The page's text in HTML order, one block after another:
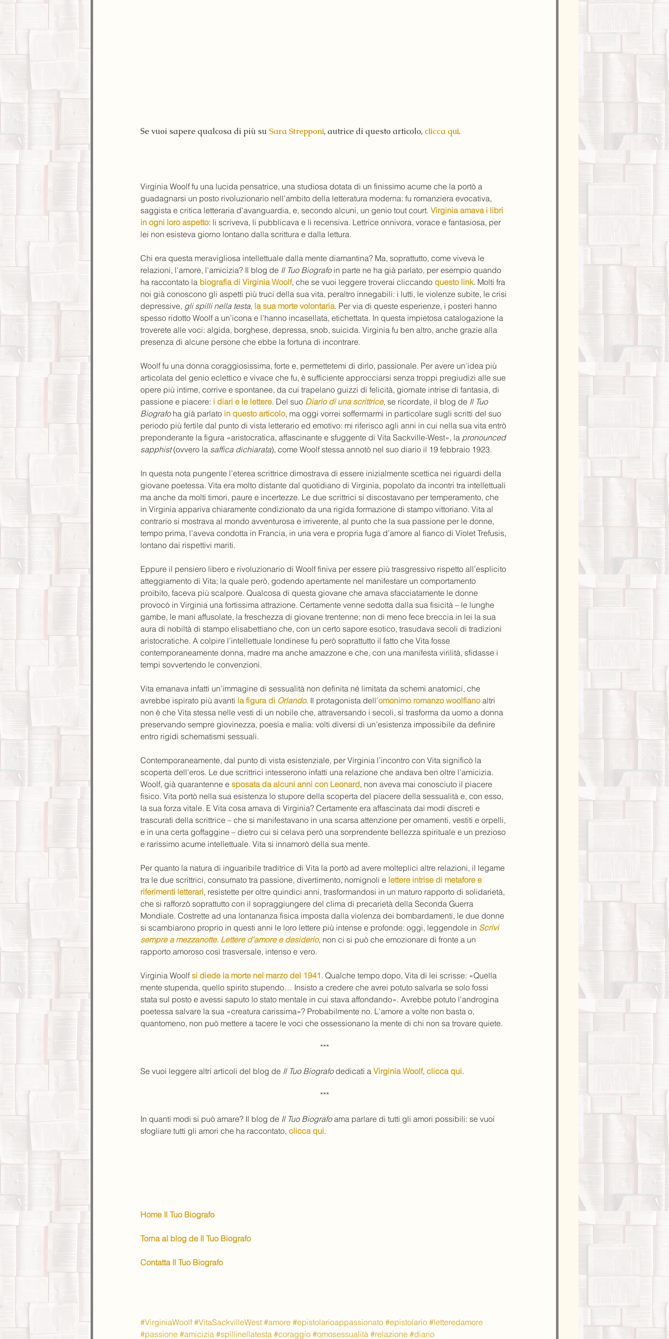
Se vuoi sapere qualcosa di più su Sara Strepponi, autrice di questo articolo, clicca qui.
Virginia Woolf fu una lucida pensatrice, una studiosa dotata di un finissimo acume che la portò a
guadagnarsi un posto rivoluzionario nell'ambito della letteratura moderna: fu romanziera evocativa,
saggista e critica letteraria d'avanguardia, e, secondo alcuni, un genio tout court. Virginia amava i libri
in ogni loro aspetto: li scriveva, li pubblicava e li recensiva. Lettrice onnivora, vorace e fantasiosa, per
lei non esisteva giorno lontano dalla scrittura e dalla lettura.
Chi era questa meravigliosa intellettuale dalla mente diamantina? Ma, soprattutto, come viveva le
relazioni, l'amore, l'amicizia? Il blog de Il Tuo Biografo in parte ne ha già parlato, per esempio quando
ha raccontato la biografia di Virginia Woolf, che se vuoi leggere troverai cliccando questo link. Molti fra
noi già conoscono gli aspetti più truci della sua vita, peraltro innegabili: i lutti, le violenze subite, le crisi
depressive, gli spilli nella testa, la sua morte volontaria. Per via di queste esperienze, i posteri hanno
spesso ridotto Woolf a un’icona e l’hanno incasellata, etichettata. In questa impietosa catalogazione la
troverete alle voci: algida, borghese, depressa, snob, suicida. Virginia fu ben altro, anche grazie alla
presenza di alcune persone che ebbe la fortuna di incontrare.
Woolf fu una donna coraggiosissima, forte e, permettetemi di dirlo, passionale. Per avere un'idea più
articolata del genio eclettico e vivace che fu, è sufficiente approcciarsi senza troppi pregiudizi alle sue
opere più intime, corrive e spontanee, da cui trapelano guizzi di felicità, giornate intrise di fantasia, di
passione e piacere: i diari e le lettere. Del suo Diario di una scrittrice, se ricordate, il blog de Il Tuo
Biografo ha già parlato in questo articolo, ma oggi vorrei soffermarmi in particolare sugli scritti del suo
periodo più fertile dal punto di vista letterario ed emotivo: mi riferisco agli anni in cui nella sua vita entrò
preponderante la figura «aristocratica, affascinante e sfuggente di Vita Sackville-West», la pronounced
sapphist (ovvero la saffica dichiarata), come Woolf stessa annotò nel suo diario il 19 febbraio 1923.
In questa nota pungente l’eterea scrittrice dimostrava di essere inizialmente scettica nei riguardi della
giovane poetessa. Vita era molto distante dal quotidiano di Virginia, popolato da incontri tra intellettuali
ma anche da molti timori, paure e incertezze. Le due scrittrici si discostavano per temperamento, che
in Virginia appariva chiaramente condizionato da una rigida formazione di stampo vittoriano. Vita al
contrario si mostrava al mondo avventurosa e irriverente, al punto che la sua passione per le donne,
tempo prima, l’aveva condotta in Francia, in una vera e propria fuga d’amore al fianco di Violet Trefusis,
lontano dai rispettivi mariti.
Eppure il pensiero libero e rivoluzionario di Woolf finiva per essere più trasgressivo rispetto all’esplicito
atteggiamento di Vita; la quale però, godendo apertamente nel manifestare un comportamento
proibito, faceva più scalpore. Qualcosa di questa giovane che amava sfacciatamente le donne
provocò in Virginia una fortissima attrazione. Certamente venne sedotta dalla sua fisicità – le lunghe
gambe, le mani affusolate, la freschezza di giovane trentenne; non di meno fece breccia in lei la sua
aura di nobiltà di stampo elisabettiano che, con un certo sapore esotico, trasudava secoli di tradizioni
aristocratiche. A colpire l’intellettuale londinese fu però soprattutto il fatto che Vita fosse
contemporaneamente donna, madre ma anche amazzone e che, con una manifesta virilità, sfidasse i
tempi sovvertendo le convenzioni.
Vita emanava infatti un’immagine di sessualità non definita né limitata da schemi anatomici, che
avrebbe ispirato più avanti la figura di Orlando. Il protagonista dell’omonimo romanzo woolfiano altri
non è che Vita stessa nelle vesti di un nobile che, attraversando i secoli, si trasforma da uomo a donna
preservando sempre giovinezza, poesia e malia: volti diversi di un’esistenza impossibile da definire
entro rigidi schematismi sessuali.
Contemporaneamente, dal punto di vista esistenziale, per Virginia l’incontro con Vita significò la
scoperta dell’eros. Le due scrittrici intesserono infatti una relazione che andava ben oltre l’amicizia.
Woolf, già quarantenne e sposata da alcuni anni con Leonard, non aveva mai conosciuto il piacere
fisico. Vita portò nella sua esistenza lo stupore della scoperta del piacere della sessualità e, con esso,
la sua forza vitale. E Vita cosa amava di Virginia? Certamente era affascinata dai modi discreti e
trascurati della scrittrice – che si manifestavano in una scarsa attenzione per ornamenti, vestiti e orpelli,
e in una certa goffaggine – dietro cui si celava però una sorprendente bellezza spirituale e un prezioso
e rarissimo acume intellettuale. Vita si innamorò della sua mente.
Per quanto la natura di inguaribile traditrice di Vita la portò ad avere molteplici altre relazioni, il legame
tra le due scrittrici, consumato tra passione, divertimento, nomignoli e lettere intrise di metafore e
riferimenti letterari, resistette per oltre quindici anni, trasformandosi in un maturo rapporto di solidarietà,
che si rafforzò soprattutto con il sopraggiungere del clima di precarietà della Seconda Guerra
Mondiale. Costrette ad una lontananza fisica imposta dalla violenza dei bombardamenti, le due donne
si scambiarono proprio in questi anni le loro lettere più intense e profonde: oggi, leggendole in Scrivi
sempre a mezzanotte. Lettere d'amore e desiderio, non ci si può che emozionare di fronte a un
rapporto amoroso così trasversale, intenso e vero.
Virginia Woolf si diede la morte nel marzo del 1941. Qualche tempo dopo, Vita di lei scrisse: «Quella
mente stupenda, quello spirito stupendo… Insisto a credere che avrei potuto salvarla se solo fossi
stata sul posto e avessi saputo lo stato mentale in cui stava affondando». Avrebbe potuto l'androgina
poetessa salvare la sua «creatura carissima»? Probabilmente no. L'amore a volte non basta o,
quantomeno, non può mettere a tacere le voci che ossessionano la mente di chi non sa trovare quiete.
***
Se vuoi leggere altri articoli del blog de Il Tuo Biografo dedicati a Virginia Woolf, clicca qui.
***
In quanti modi si può amare? Il blog de Il Tuo Biografo ama parlare di tutti gli amori possibili: se vuoi
sfogliare tutti gli amori che ha raccontato, clicca qui.
Home Il Tuo Biografo
Torna al blog de Il Tuo Biografo
Contatta Il Tuo Biografo
#VirginiaWoolf #VitaSackvilleWest #amore #epistolarioappassionato #epistolario #letteredamore
#passione #amicizia #spillinellatesta #coraggio #omosessualità #relazione #diario